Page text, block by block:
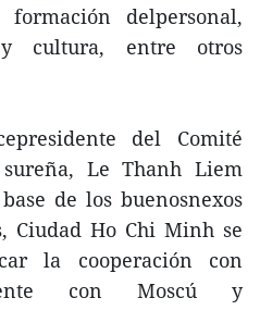
delpersonal,
cultura, entre otros
del Comité
Le Thanh Liem
de los buenosnexos
Ciudad Ho Chi Minh se
la cooperación con
con Moscú y